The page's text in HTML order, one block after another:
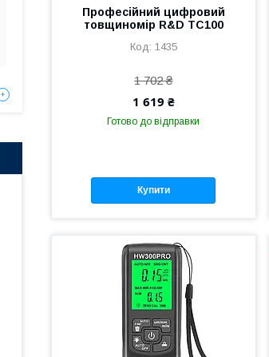
Професійний цифровий
товщиномір R&D TC100
1435
1 702 ₴
1 619 ₴
Готово до відправки
Купити